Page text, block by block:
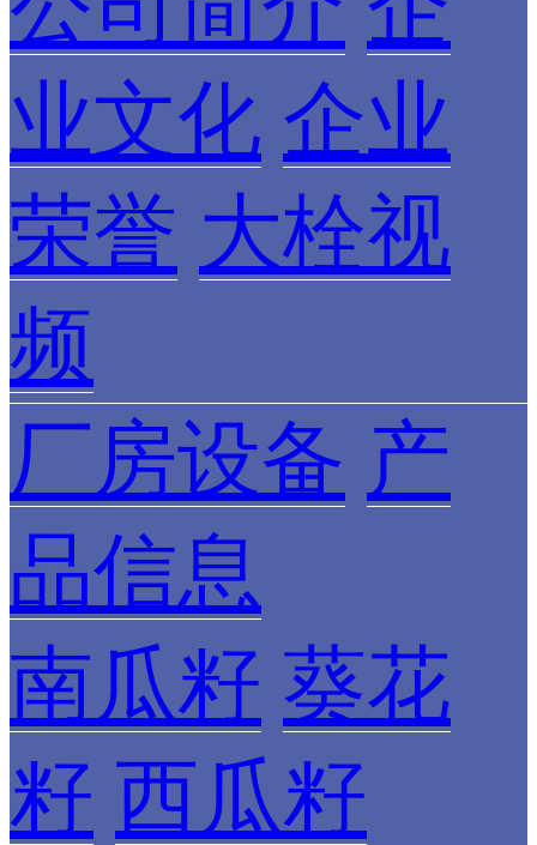
业文化 企业
荣誉 大栓视
频
厂房设备 产
品信息
南瓜籽 葵花
籽 西瓜籽